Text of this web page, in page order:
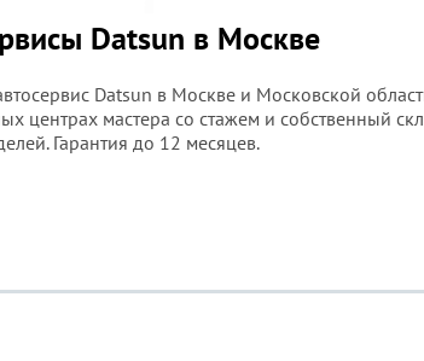
Datsun в Москве
Datsun в Москве и Московской
центрах мастера со стажем и собственный
Гарантия до 12 месяцев.